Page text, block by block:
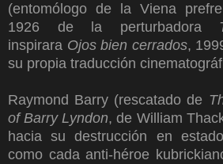
(entomólogo de la Viena
1926 de la perturbadora
inspirara Ojos bien cerrados,
su propia traducción
Raymond Barry (rescatado de
of Barry Lyndon, de William
hacia su destrucción en
como cada anti-héroe